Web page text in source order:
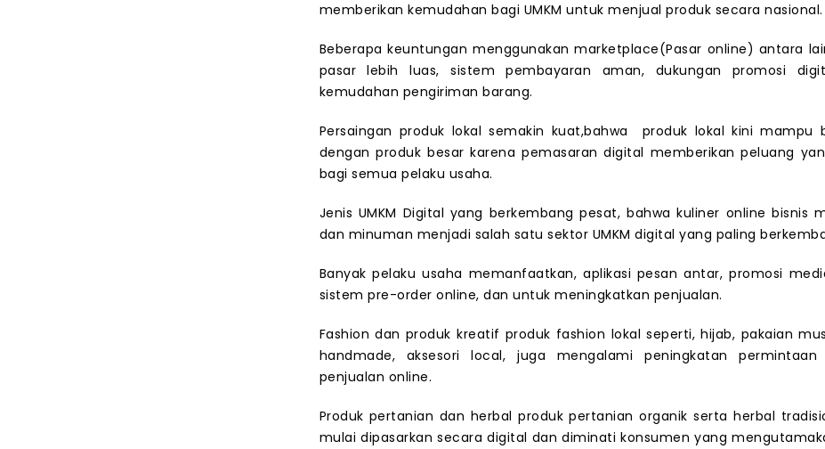
memberikan kemudahan bagi UMKM untuk menjual produk secara nasional.
Beberapa keuntungan menggunakan marketplace(Pasar online) antara
pasar lebih luas, sistem pembayaran aman, dukungan promosi
kemudahan pengiriman barang.
Persaingan produk lokal semakin kuat,bahwa produk lokal kini mampu
dengan produk besar karena pemasaran digital memberikan peluang
bagi semua pelaku usaha.
Jenis UMKM Digital yang berkembang pesat, bahwa kuliner online bisnis
dan minuman menjadi salah satu sektor UMKM digital yang paling
Banyak pelaku usaha memanfaatkan, aplikasi pesan antar, promosi
sistem pre-order online, dan untuk meningkatkan penjualan.
Fashion dan produk kreatif produk fashion lokal seperti, hijab, pakaian
handmade, aksesori local, juga mengalami peningkatan permintaan
penjualan online.
Produk pertanian dan herbal produk pertanian organik serta herbal
mulai dipasarkan secara digital dan diminati konsumen yang